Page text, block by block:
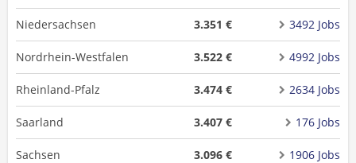
Niedersachsen 3.351 € 3492 Jobs
Nordrhein-Westfalen 3.522 € 4992 Jobs
Rheinland-Pfalz 3.474 € 2634 Jobs
Saarland 3.407 € 176 Jobs
Sachsen 3.096 € 1906 Jobs